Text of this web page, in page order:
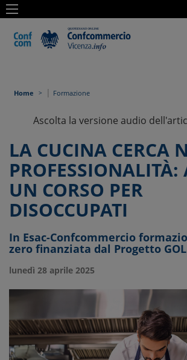
Home | Formazione
Ascolta la versione audio
LA CUCINA CERCA
UN CORSO PER
DISOCCUPATI
In Esac-Confcommercio
zero finanziata dal Progetto GOL
lunedì 28 aprile 2025